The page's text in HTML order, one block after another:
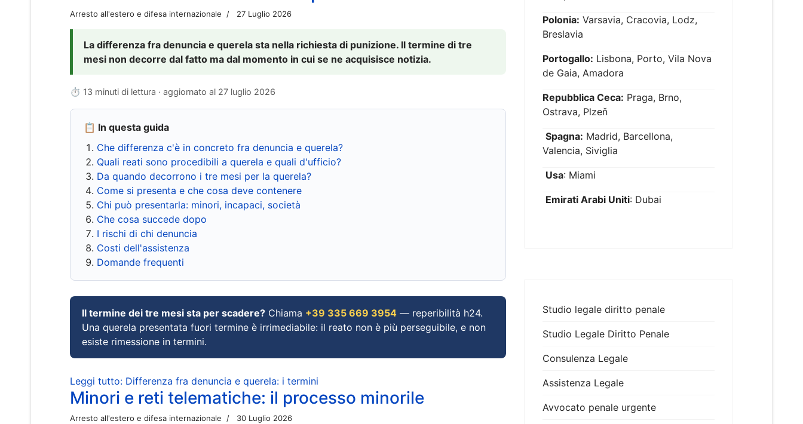
Arresto all'estero e difesa internazionale 27 Luglio 2026
La differenza fra denuncia e querela sta nella richiesta di punizione. Il termine di tre
mesi non decorre dal fatto ma dal momento in cui se ne acquisisce notizia.
⏱ 13 minuti di lettura · aggiornato al 27 luglio 2026
📋 In questa guida
Che differenza c'è in concreto fra denuncia e querela?
Quali reati sono procedibili a querela e quali d'ufficio?
Da quando decorrono i tre mesi per la querela?
Come si presenta e che cosa deve contenere
Chi può presentarla: minori, incapaci, società
Che cosa succede dopo
I rischi di chi denuncia
Costi dell'assistenza
Domande frequenti
Il termine dei tre mesi sta per scadere? Chiama +39 335 669 3954 — reperibilità h24.
Una querela presentata fuori termine è irrimediabile: il reato non è più perseguibile, e non
esiste rimessione in termini.
Leggi tutto: Differenza fra denuncia e querela: i termini
Minori e reti telematiche: il processo minorile
Arresto all'estero e difesa internazionale 30 Luglio 2026
Polonia: Varsavia, Cracovia, Lodz,
Breslavia
Portogallo: Lisbona, Porto, Vila Nova
de Gaia, Amadora
Repubblica Ceca: Praga, Brno,
Ostrava, Plzeň
Spagna: Madrid, Barcellona,
Valencia, Siviglia
Usa: Miami
Emirati Arabi Uniti: Dubai
Studio legale diritto penale
Studio Legale Diritto Penale
Consulenza Legale
Assistenza Legale
Avvocato penale urgente